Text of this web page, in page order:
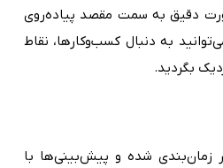
دقیق به سمت مقصد پیاده‌روی
به دنبال کسب‌وکارها، نقاط
بگردید.
زمان‌بندی شده و پیش‌بینی‌ها با